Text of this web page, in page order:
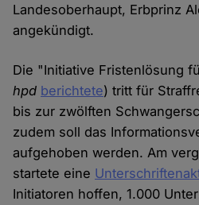
Landesoberhaupt, Erbprinz
angekündigt.
Die "Initiative Fristenlösung
hpd berichtete) tritt für
bis zur zwölften
zudem soll das
aufgehoben werden. Am
startete eine
Initiatoren hoffen, 1.000